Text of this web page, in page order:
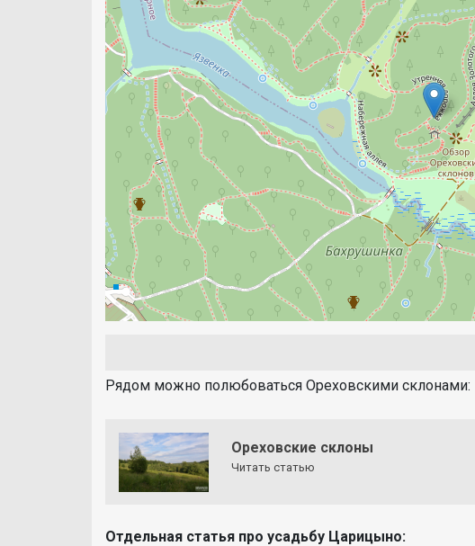
Рядом можно полюбоваться Ореховскими склонами:
Ореховские склоны
Читать статью
Отдельная статья про усадьбу Царицыно: